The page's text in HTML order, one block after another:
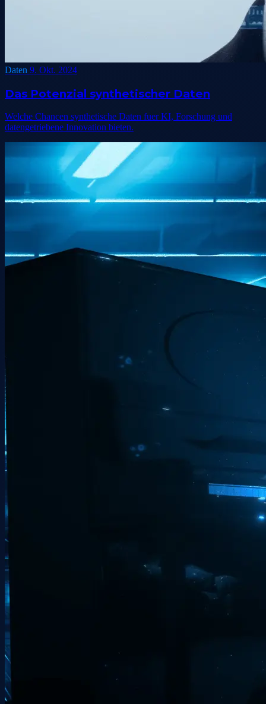
Daten 9. Okt. 2024
Das Potenzial synthetischer Daten
Welche Chancen synthetische Daten fuer KI, Forschung und
datengetriebene Innovation bieten.